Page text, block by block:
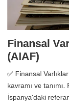
Finansal
(AIAF)
✅ Finansal
kavramı ve tanımı.
İspanya'daki